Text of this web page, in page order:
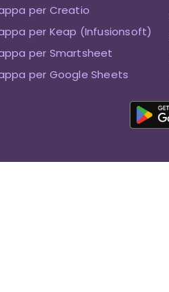
per Creatio
per Keap (Infusionsoft)
per Smartsheet
per Google Sheets